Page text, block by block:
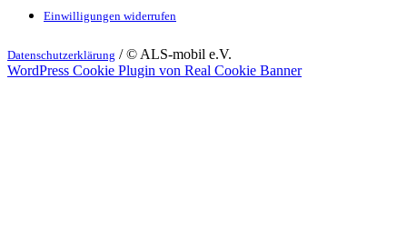
Einwilligungen widerrufen
Datenschutzerklärung / © ALS-mobil e.V.
WordPress Cookie Plugin von Real Cookie Banner